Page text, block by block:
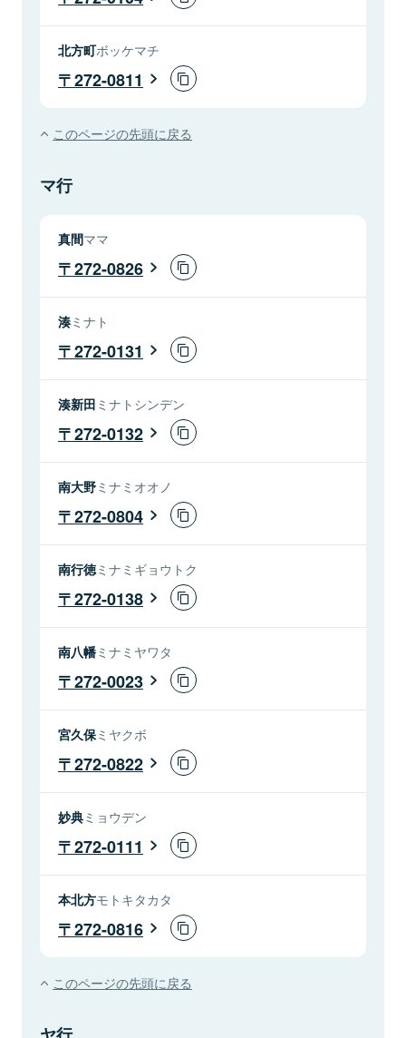
北方町ボッケマチ
272-0811
このページの先頭に戻る
マ行
真間ママ
272-0826
湊ミナト
272-0131
湊新田 ミナトシンデン
272-0132
南大野ミナミオオノ
272-0804
南行徳ミナミギョウトク
272-0138
南八幡ミナミヤワタ
272-0023
宮久保ミヤクボ
272-0822
妙典ミョウデン
272-0111
本北方モトキタカタ
272-0816
このページの先頭に戻る